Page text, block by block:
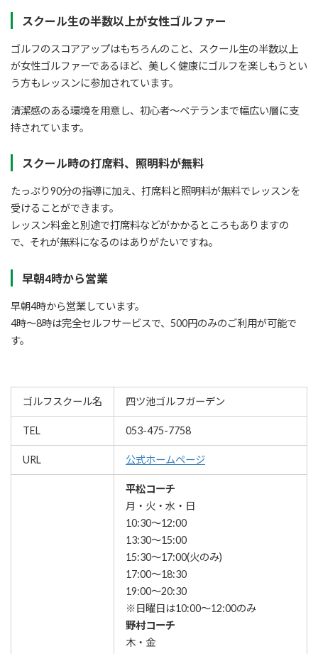
スクール生の半数以上が女性ゴルファー
ゴルフのスコアアップはもちろんのこと、スクール生の半数以上
が女性ゴルファーであるほど、美しく健康にゴルフを楽しもうとい
う方もレッスンに参加されています。
清潔感のある環境を用意し、初心者～ベテランまで幅広い層に支
持されています。
スクール時の打席料、照明料が無料
たっぷり90分の指導に加え、打席料と照明料が無料でレッスンを
受けることができます。
レッスン料金と別途で打席料などがかかるところもありますの
で、それが無料になるのはありがたいですね。
早朝4時から営業
早朝4時から営業しています。
4時～8時は完全セルフサービスで、500円のみのご利用が可能で
す。
ゴルフスクール名 四ツ池ゴルフガーデン
TEL 053-475-7758
URL 公式ホームページ
平松コーチ
月・火・水・日
10:30～12:00
13:30～15:00
15:30～17:00(火のみ)
17:00～18:30
19:00～20:30
※日曜日は10:00～12:00のみ
野村コーチ
木・金